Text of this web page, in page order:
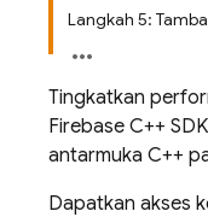
Langkah 5:
Tingkatkan
Firebase C++
antarmuka C++
Dapatkan akses